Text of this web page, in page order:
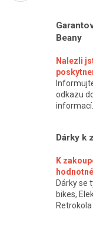
Beany
Nalezli
odkazu
informací.
Dárky k
K
Dárky se
bikes,